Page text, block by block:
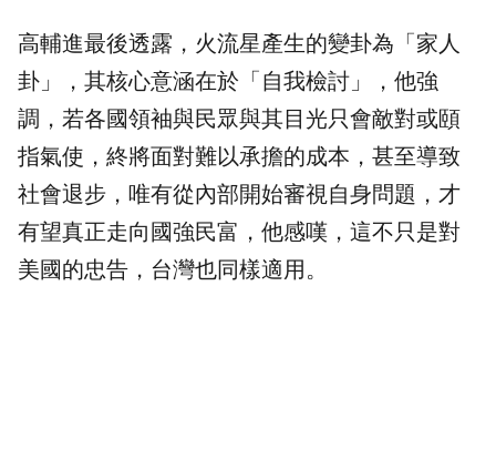
高輔進最後透露，火流星產生的變卦為「家人
卦」，其核心意涵在於「自我檢討」，他強
調，若各國領袖與民眾與其目光只會敵對或頤
指氣使，終將面對難以承擔的成本，甚至導致
社會退步，唯有從內部開始審視自身問題，才
有望真正走向國強民富，他感嘆，這不只是對
美國的忠告，台灣也同樣適用。